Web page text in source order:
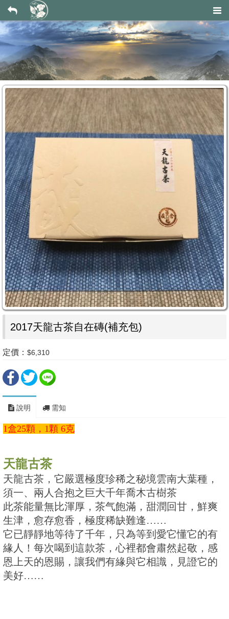
2017天龍古茶自在磚(補充包)
定價： $6,310
說明 需知
1盒25顆，1顆 6克
天龍古茶
天龍古茶，它嚴選極度珍稀之秘境雲南大葉種，
須一、 兩人合抱之巨大千年喬木古樹茶
此茶能量無比渾厚，茶气飽滿，甜潤回甘，鮮爽
生津，愈存愈香， 極度稀缺難逢……
它已靜靜地等待了千年，只為等到愛它懂它的有
緣人！ 每次喝到這款茶，心裡都會肅然起敬，感
恩上天的恩賜， 讓我們有緣與它相識，見證它的
美好……